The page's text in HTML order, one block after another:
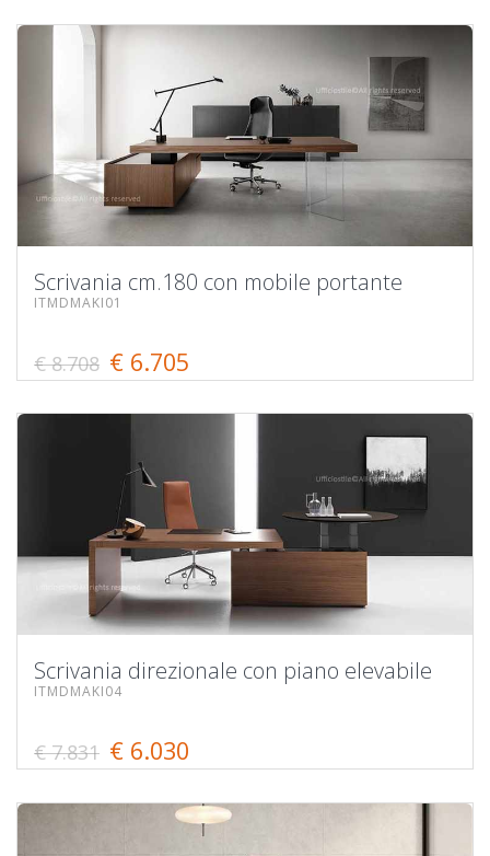
Scrivania cm.180 con mobile portante
ITMDMAKI01
€ 8.708 € 6.705
Scrivania direzionale con piano elevabile
ITMDMAKI04
€ 7.831 € 6.030